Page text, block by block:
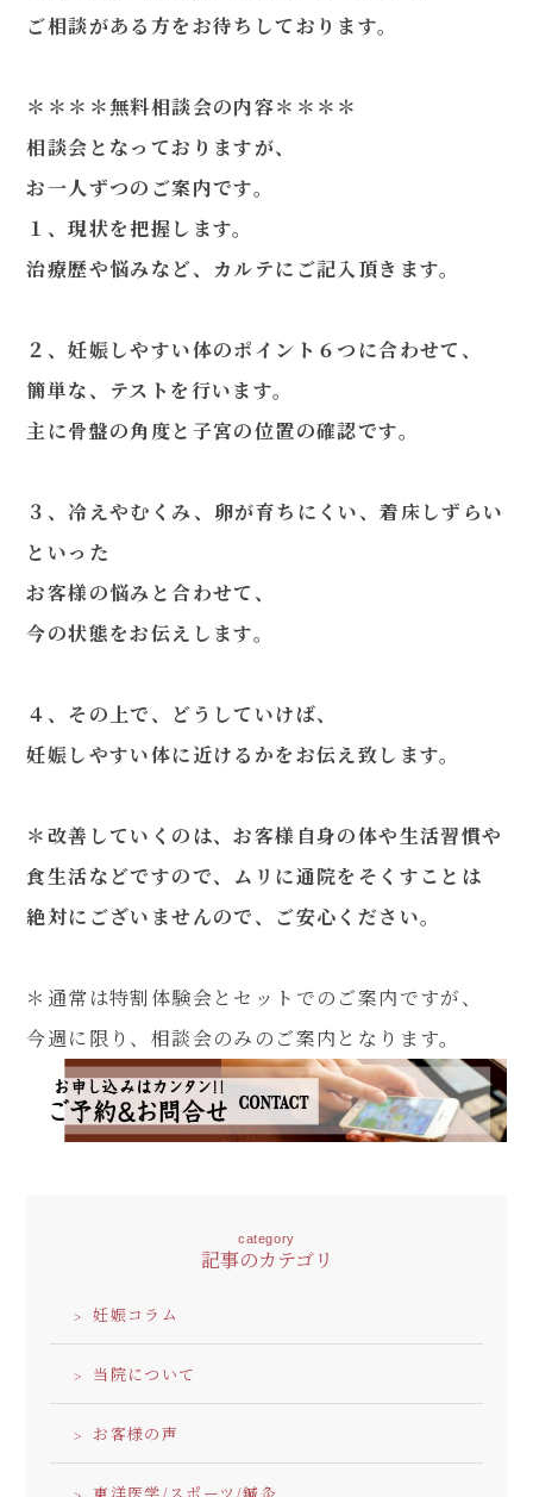
ご相談がある方をお待ちしております。
＊＊＊＊無料相談会の内容＊＊＊＊
相談会となっておりますが、
お一人ずつのご案内です。
１、現状を把握します。
治療歴や悩みなど、カルテにご記入頂きます。
２、妊娠しやすい体のポイント６つに合わせて、
簡単な、テストを行います。
主に骨盤の角度と子宮の位置の確認です。
３、冷えやむくみ、卵が育ちにくい、着床しずらい
といった
お客様の悩みと合わせて、
今の状態をお伝えします。
４、その上で、どうしていけば、
妊娠しやすい体に近けるかをお伝え致します。
＊改善していくのは、お客様自身の体や生活習慣や
食生活などですので、ムリに通院をそくすことは
絶対にございませんので、ご安心ください。
＊通常は特割体験会とセットでのご案内ですが、
今週に限り、相談会のみのご案内となります。
category
記事のカテゴリ
妊娠コラム
当院について
お客様の声